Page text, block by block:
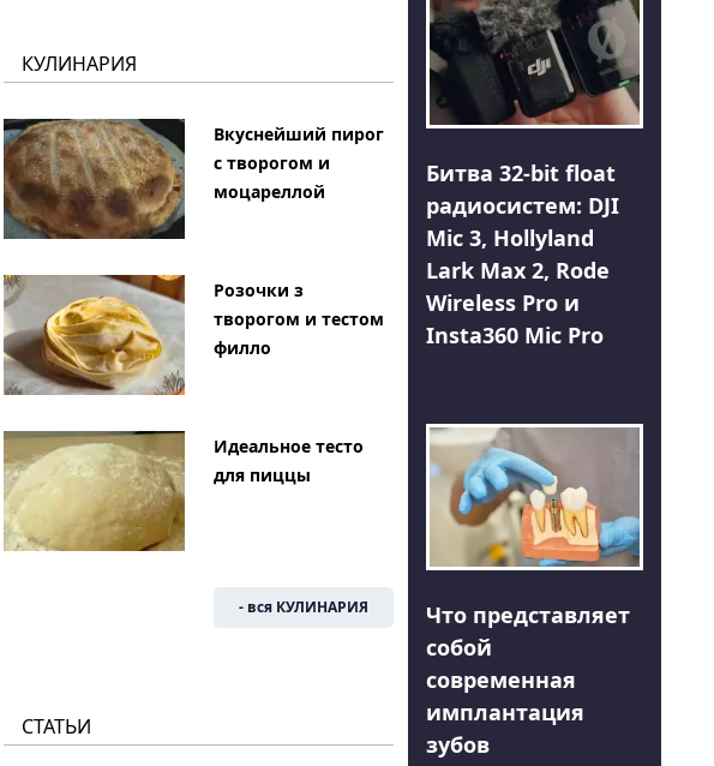
КУЛИНАРИЯ
Вкуснейший пирог
с творогом и
моцареллой
Розочки з
творогом и тестом
филло
Идеальное тесто
для пиццы
- вся КУЛИНАРИЯ
СТАТЬИ
Битва 32-bit float
радиосистем: DJI
Mic 3, Hollyland
Lark Max 2, Rode
Wireless Pro и
Insta360 Mic Pro
Что представляет
собой
современная
имплантация
зубов